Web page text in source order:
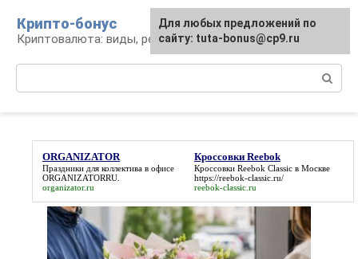
контенту
Крипто-бонус
Криптовалюта: виды, ресурсы, новости
ORGANIZATOR
Праздники для коллектива в офисе
ORGANIZATORRU.
organizator.ru
Кроссовки Reebok
Кроссовки Reebok Classic в Москве
https://reebok-classic.ru/
reebok-classic.ru
Для любых предложений по
сайту: tuta-bonus@cp9.ru